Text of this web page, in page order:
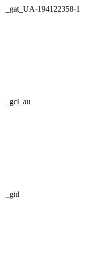
_gat_UA-194122358-1
_gcl_au
_gid